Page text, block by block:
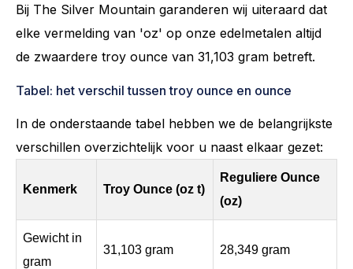
Bij The Silver Mountain garanderen wij uiteraard dat
elke vermelding van 'oz' op onze edelmetalen altijd
de zwaardere troy ounce van 31,103 gram betreft.
Tabel: het verschil tussen troy ounce en ounce
In de onderstaande tabel hebben we de belangrijkste
verschillen overzichtelijk voor u naast elkaar gezet:
Kenmerk Troy Ounce (oz t)
Reguliere Ounce
(oz)
Gewicht in
gram
31,103 gram 28,349 gram